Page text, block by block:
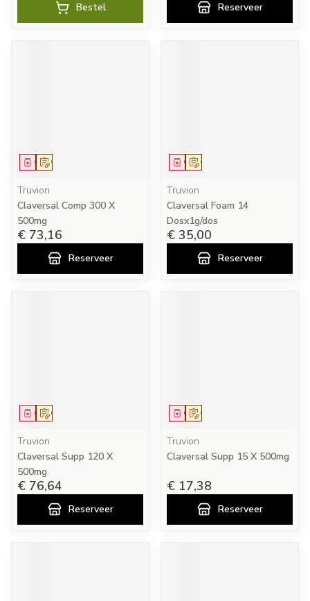
Bestel Reserveer
Op voorschrift
Geneesmiddel
Truvion
Claversal Comp 300 X
500mg
€ 73,16
Reserveer
Op voorschrift
Geneesmiddel
Truvion
Claversal Foam 14
Dosx1g/dos
€ 35,00
Reserveer
Op voorschrift
Geneesmiddel
Truvion
Claversal Supp 120 X
500mg
€ 76,64
Reserveer
Op voorschrift
Geneesmiddel
Truvion
Claversal Supp 15 X 500mg
€ 17,38
Reserveer